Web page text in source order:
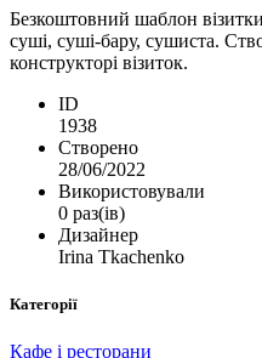
Безкоштовний шаблон
суші, суші-бару, сушиста.
конструкторі візиток.
ID
1938
Створено
28/06/2022
Використовували
0 раз(ів)
Дизайнер
Irina Tkachenko
Категорії
Кафе і ресторани